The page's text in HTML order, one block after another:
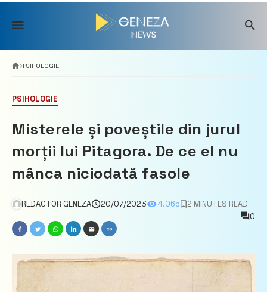
Skip
content
PSIHOLOGIE
PSIHOLOGIE
Misterele și poveștile din jurul
morții lui Pitagora. De ce el nu
mânca niciodată fasole
REDACTOR GENEZA 20/07/2023 4.065
2 MINUTES READ
0